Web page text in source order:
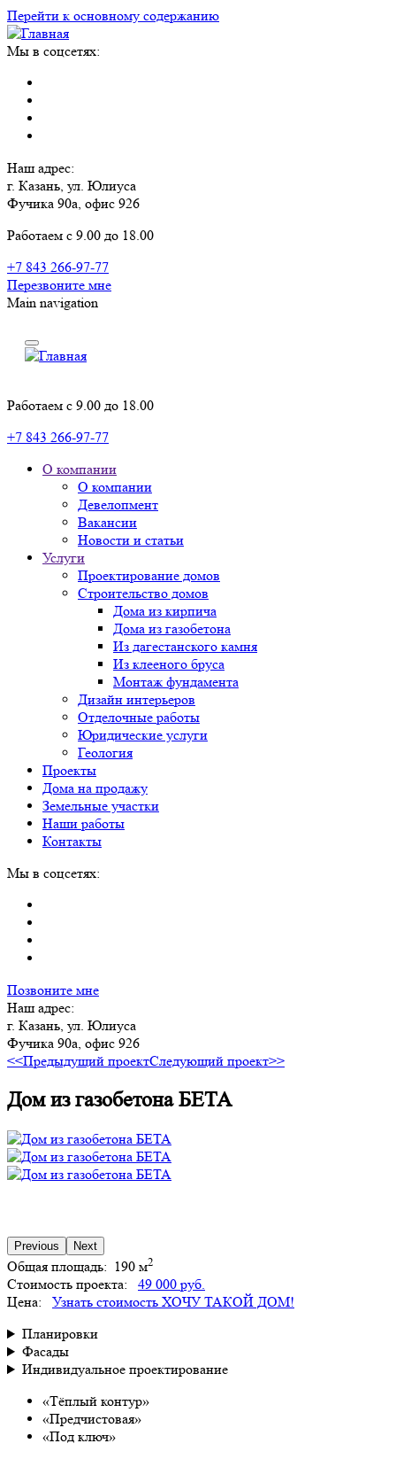
Перейти к основному содержанию
Мы в соцсетях:
Наш адрес:
г. Казань, ул. Юлиуса
Фучика 90а, офис 926
Работаем с 9.00 до 18.00
+7 843 266-97-77
Перезвоните мне
Main navigation
Работаем с 9.00 до 18.00
+7 843 266-97-77
О компании
О компании
Девелопмент
Вакансии
Новости и статьи
Услуги
Проектирование домов
Строительство домов
Дома из кирпича
Дома из газобетона
Из дагестанского камня
Из клееного бруса
Монтаж фундамента
Дизайн интерьеров
Отделочные работы
Юридические услуги
Геология
Проекты
Дома на продажу
Земельные участки
Наши работы
Контакты
Мы в соцсетях:
Позвоните мне
Наш адрес:
г. Казань, ул. Юлиуса
Фучика 90а, офис 926
<<Предыдущий проектСледующий проект>>
Дом из газобетона БЕТА
Previous Next
Общая площадь: 190 м2
Стоимость проекта:
49 000 руб.
Цена:
Узнать стоимость ХОЧУ ТАКОЙ ДОМ!
Планировки
Фасады
Индивидуальное проектирование
«Тёплый контур»
«Предчистовая»
«Под ключ»